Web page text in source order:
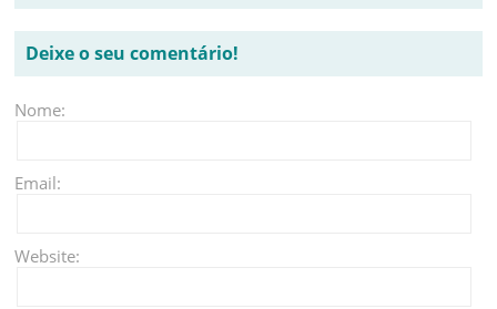
Deixe o seu comentário!
Nome:
Email:
Website: